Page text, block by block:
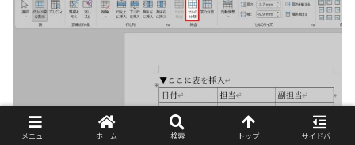
メニュー ホーム 検索 トップ サイドバー